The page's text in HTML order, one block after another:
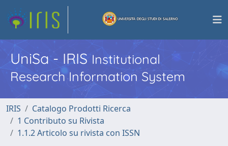
UniSa - IRISInstitutional
Research Information System
IRIS
Catalogo Prodotti Ricerca
1 Contributo su Rivista
1.1.2 Articolo su rivista con ISSN